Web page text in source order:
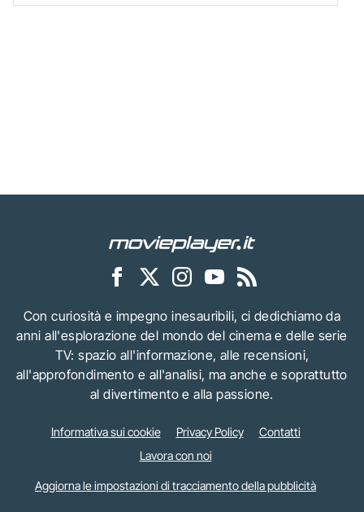
Con curiosità e impegno inesauribili, ci dedichiamo da
anni all'esplorazione del mondo del cinema e delle serie
TV: spazio all'informazione, alle recensioni,
all'approfondimento e all'analisi, ma anche e soprattutto
al divertimento e alla passione.
Informativa sui cookie Privacy Policy
Contatti
Lavora con noi
Aggiorna le impostazioni di tracciamento della pubblicità